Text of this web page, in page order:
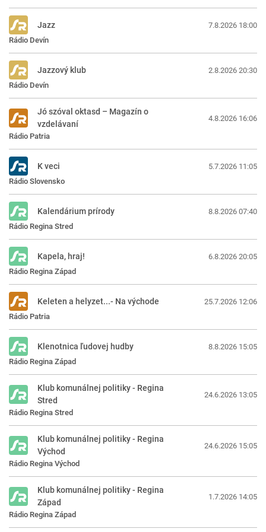
Rádio Devín
Jazz 7.8.2026 18:00
Rádio Devín
Jazzový klub 2.8.2026 20:30
Rádio Patria
Jó szóval oktasd – Magazín o
vzdelávaní
4.8.2026 16:06
Rádio Slovensko
K veci 5.7.2026 11:05
Rádio Regina Stred
Kalendárium prírody 8.8.2026 07:40
Rádio Regina Západ
Kapela, hraj! 6.8.2026 20:05
Rádio Patria
Keleten a helyzet...- Na východe 25.7.2026 12:06
Rádio Regina Západ
Klenotnica ľudovej hudby 8.8.2026 15:05
Rádio Regina Stred
Klub komunálnej politiky - Regina
Stred
24.6.2026 13:05
Rádio Regina Východ
Klub komunálnej politiky - Regina
Východ
24.6.2026 15:05
Rádio Regina Západ
Klub komunálnej politiky - Regina
Západ
1.7.2026 14:05